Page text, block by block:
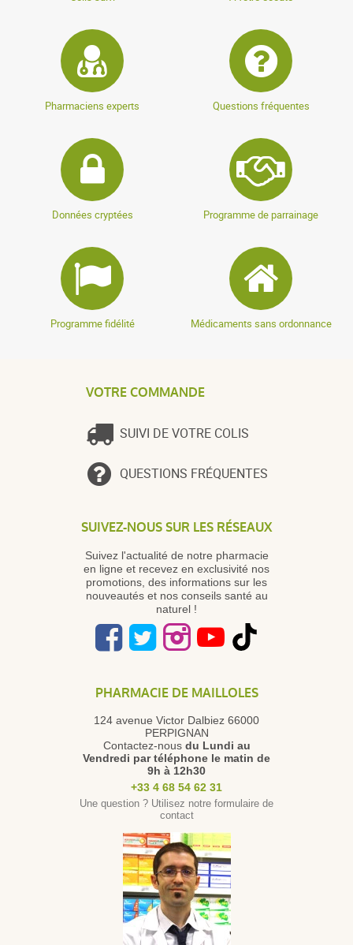
Pharmaciens experts Questions fréquentes
Données cryptées Programme de parrainage
Programme fidélité Médicaments sans ordonnance
VOTRE COMMANDE
SUIVI DE VOTRE COLIS
QUESTIONS FRÉQUENTES
SUIVEZ-NOUS SUR LES RÉSEAUX
Suivez l'actualité de notre pharmacie
en ligne et recevez en exclusivité nos
promotions, des informations sur les
nouveautés et nos conseils santé au
naturel !
PHARMACIE DE MAILLOLES
124 avenue Victor Dalbiez 66000
PERPIGNAN
Contactez-nous du Lundi au
Vendredi par téléphone le matin de
9h à 12h30
+33 4 68 54 62 31
Une question ? Utilisez notre formulaire de
contact